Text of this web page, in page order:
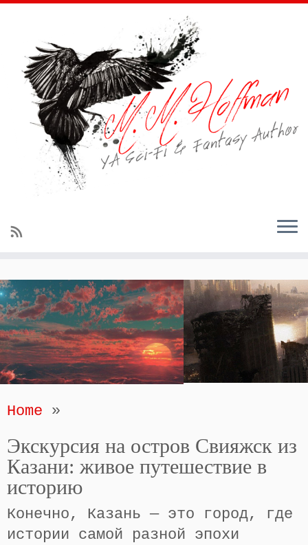
Home »
Экскурсия на остров Свияжск из
Казани: живое путешествие в
историю
Конечно, Казань — это город, где
истории самой разной эпохи